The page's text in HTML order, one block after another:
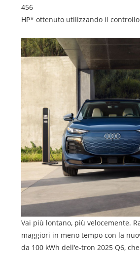
456
HP* ottenuto utilizzando il
Vai più lontano, più velocemente.
maggiori in meno tempo con la
da 100 kWh dell'e-tron 2025 Q6,